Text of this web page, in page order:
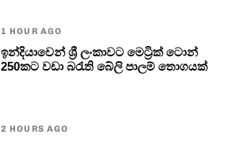
1 HOUR AGO
ඉන්දියාවෙන් ශ්‍රී ලංකාවට මෙට්‍රික් ටොන්
250කට වඩා බරැති බේලි පාලම් තොගයක්
2 HOURS AGO